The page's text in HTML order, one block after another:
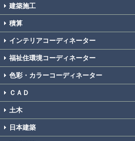
建築施工
積算
インテリアコーディネーター
福祉住環境コーディネーター
色彩・カラーコーディネーター
ＣＡＤ
土木
日本建築